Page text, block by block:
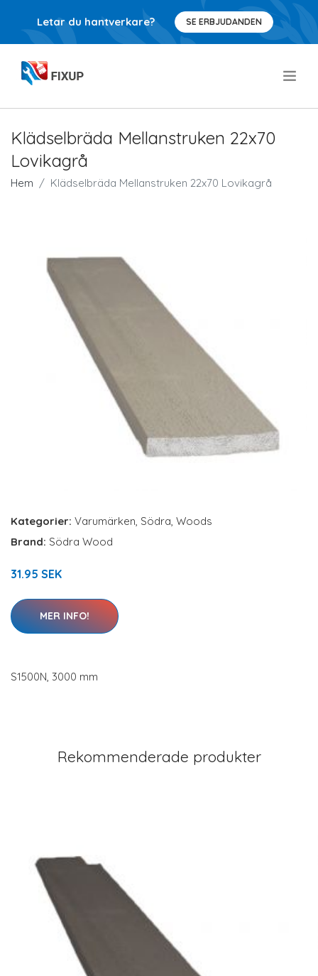
Letar du hantverkare? SE ERBJUDANDEN
Klädselbräda Mellanstruken 22x70
Lovikagrå
Hem Klädselbräda Mellanstruken 22x70 Lovikagrå
Kategorier: Varumärken, Södra, Woods
Brand: Södra Wood
31.95 SEK
MER INFO!
S1500N, 3000 mm
Rekommenderade produkter